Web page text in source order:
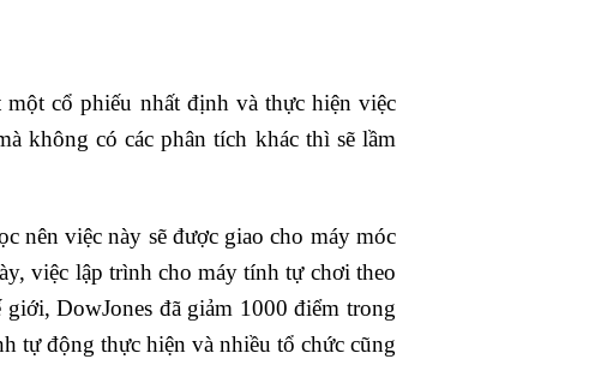
cổ phiếu nhất định và thực hiện việc
không có các phân tích khác thì sẽ lầm
nên việc này sẽ được giao cho máy móc
việc lập trình cho máy tính tự chơi theo
DowJones đã giảm 1000 điểm trong
tự động thực hiện và nhiều tổ chức cũng